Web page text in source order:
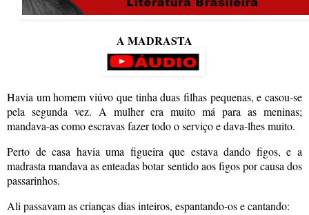
A MADRASTA
Havia um homem viúvo que tinha duas filhas pequenas, e casou-se
pela segunda vez. A mulher era muito má para as meninas;
mandava-as como escravas fazer todo o serviço e dava-lhes muito.
Perto de casa havia uma figueira que estava dando figos, e a
madrasta mandava as enteadas botar sentido aos figos por causa dos
passarinhos.
Ali passavam as crianças dias inteiros, espantando-os e cantando: